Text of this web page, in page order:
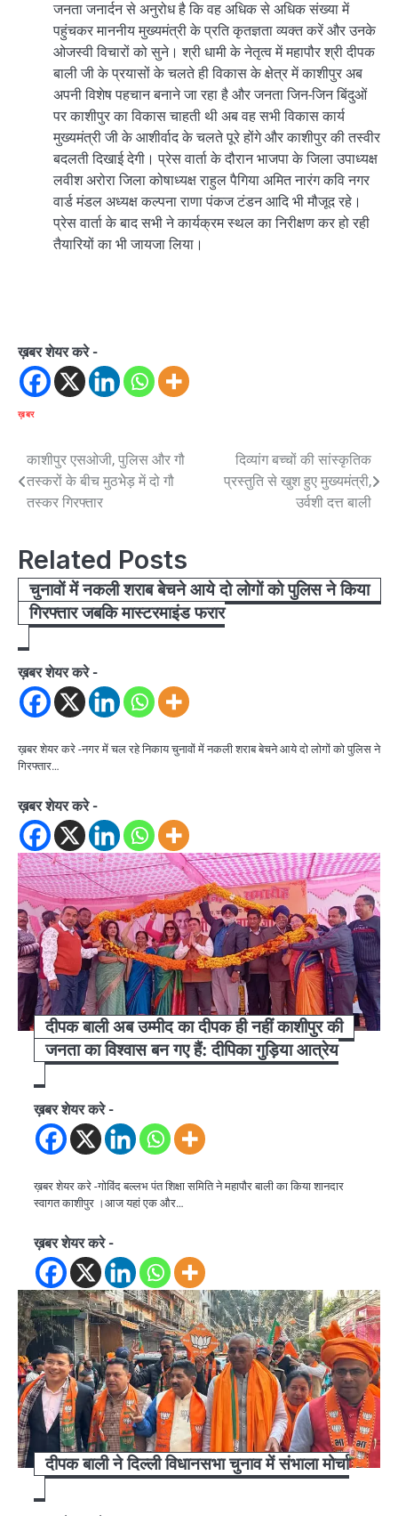
जनता जनार्दन से अनुरोध है कि वह अधिक से अधिक संख्या में
पहुंचकर माननीय मुख्यमंत्री के प्रति कृतज्ञता व्यक्त करें और उनके
ओजस्वी विचारों को सुने। श्री धामी के नेतृत्व में महापौर श्री दीपक
बाली जी के प्रयासों के चलते ही विकास के क्षेत्र में काशीपुर अब
अपनी विशेष पहचान बनाने जा रहा है और जनता जिन-जिन बिंदुओं
पर काशीपुर का विकास चाहती थी अब वह सभी विकास कार्य
मुख्यमंत्री जी के आशीर्वाद के चलते पूरे होंगे और काशीपुर की तस्वीर
बदलती दिखाई देगी। प्रेस वार्ता के दौरान भाजपा के जिला उपाध्यक्ष
लवीश अरोरा जिला कोषाध्यक्ष राहुल पैगिया अमित नारंग कवि नगर
वार्ड मंडल अध्यक्ष कल्पना राणा पंकज टंडन आदि भी मौजूद रहे।
प्रेस वार्ता के बाद सभी ने कार्यक्रम स्थल का निरीक्षण कर हो रही
तैयारियों का भी जायजा लिया।
ख़बर शेयर करे -
ख़बर
Post
navigation
काशीपुर एसओजी, पुलिस और गौ
तस्करों के बीच मुठभेेड़ में दो गौ
तस्कर गिरफ्तार
दिव्यांग बच्चों की सांस्कृतिक
प्रस्तुति से खुश हुए मुख्यमंत्री,
उर्वशी दत्त बाली
Related Posts
चुनावों में नकली शराब बेचने आये दो लोगों को पुलिस ने किया
गिरफ्तार जबकि मास्टरमाइंड फरार
ख़बर शेयर करे -
ख़बर शेयर करे -नगर में चल रहे निकाय चुनावों में नकली शराब बेचने आये दो लोगों को पुलिस ने
गिरफ्तार…
ख़बर शेयर करे -
दीपक बाली अब उम्मीद का दीपक ही नहीं काशीपुर की
जनता का विश्वास बन गए हैं: दीपिका गुड़िया आत्रेय
ख़बर शेयर करे -
ख़बर शेयर करे -गोविंद बल्लभ पंत शिक्षा समिति ने महापौर बाली का किया शानदार
स्वागत काशीपुर ।आज यहां एक और…
ख़बर शेयर करे -
दीपक बाली ने दिल्ली विधानसभा चुनाव में संभाला मोर्चा